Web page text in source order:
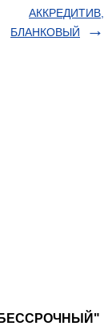
АККРЕДИТИВ,
БЛАНКОВЫЙ
БЕССРОЧНЫЙ"